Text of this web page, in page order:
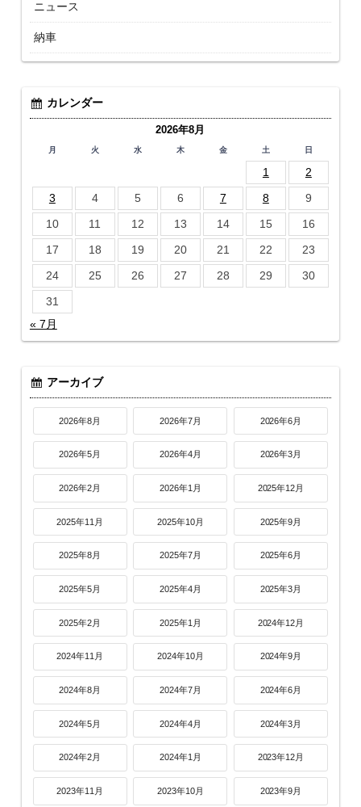
ニュース
納車
カレンダー
2026年8月
月 火 水 木 金 土 日
1
2
3
4 5 6 7 8
9
10
11 12 13 14 15
16
17
18 19 20 21 22
23
24
25 26 27 28 29
30
31
« 7月
アーカイブ
2026年8月 2026年7月 2026年6月
2026年5月 2026年4月 2026年3月
2026年2月 2026年1月 2025年12月
2025年11月 2025年10月 2025年9月
2025年8月 2025年7月 2025年6月
2025年5月 2025年4月 2025年3月
2025年2月 2025年1月 2024年12月
2024年11月 2024年10月 2024年9月
2024年8月 2024年7月 2024年6月
2024年5月 2024年4月 2024年3月
2024年2月 2024年1月 2023年12月
2023年11月 2023年10月 2023年9月